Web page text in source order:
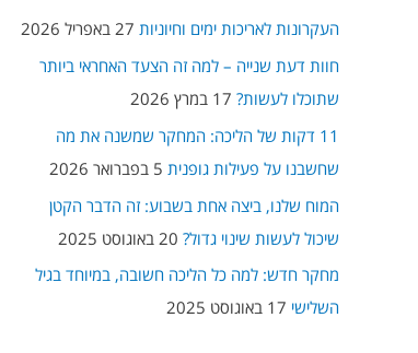
c
העקרונות לאריכות ימים וחיוניות 27 באפריל 2026
חוות דעת שנייה – למה זה הצעד האחראי ביותר
שתוכלו לעשות? 17 במרץ 2026
11 דקות של הליכה: המחקר שמשנה את מה
שחשבנו על פעילות גופנית 5 בפברואר 2026
המוח שלנו, ביצה אחת בשבוע: זה הדבר הקטן
שיכול לעשות שינוי גדול? 20 באוגוסט 2025
מחקר חדש: למה כל הליכה חשובה, במיוחד בגיל
השלישי 17 באוגוסט 2025